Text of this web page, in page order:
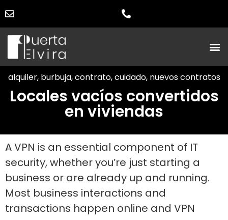
alquiler, burbuja,contrato,cuidado, nuevos contratos
Locales vacíos convertidos
en viviendas
A VPN is an essential component of IT
security, whether you’re just starting a
business or are already up and running.
Most business interactions and
transactions happen online and VPN